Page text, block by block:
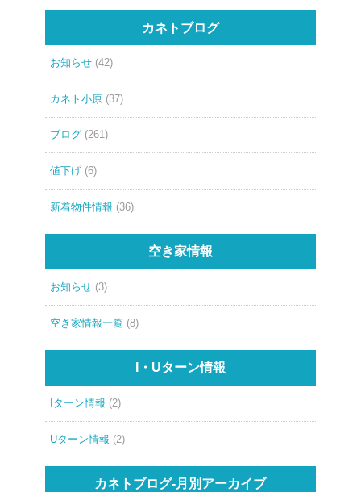
カネトブログ
お知らせ(42)
カネト小原(37)
ブログ(261)
値下げ(6)
新着物件情報 (36)
空き家情報
お知らせ(3)
空き家情報一覧 (8)
I・Uターン情報
Iターン情報 (2)
Uターン情報 (2)
カネトブログ-月別アーカイブ